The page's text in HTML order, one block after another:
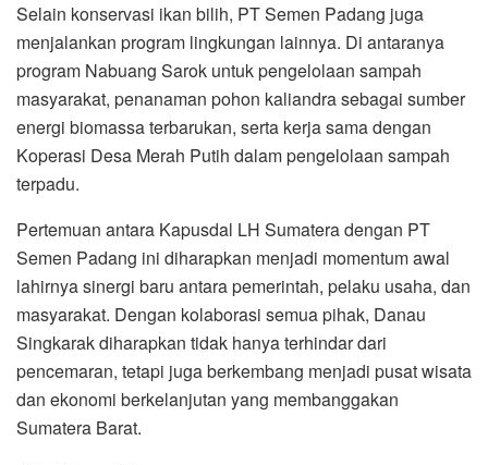
Selain konservasi ikan bilih, PT Semen Padang juga
menjalankan program lingkungan lainnya. Di antaranya
program Nabuang Sarok untuk pengelolaan sampah
masyarakat, penanaman pohon kaliandra sebagai sumber
energi biomassa terbarukan, serta kerja sama dengan
Koperasi Desa Merah Putih dalam pengelolaan sampah
terpadu.
Pertemuan antara Kapusdal LH Sumatera dengan PT
Semen Padang ini diharapkan menjadi momentum awal
lahirnya sinergi baru antara pemerintah, pelaku usaha, dan
masyarakat. Dengan kolaborasi semua pihak, Danau
Singkarak diharapkan tidak hanya terhindar dari
pencemaran, tetapi juga berkembang menjadi pusat wisata
dan ekonomi berkelanjutan yang membanggakan
Sumatera Barat.